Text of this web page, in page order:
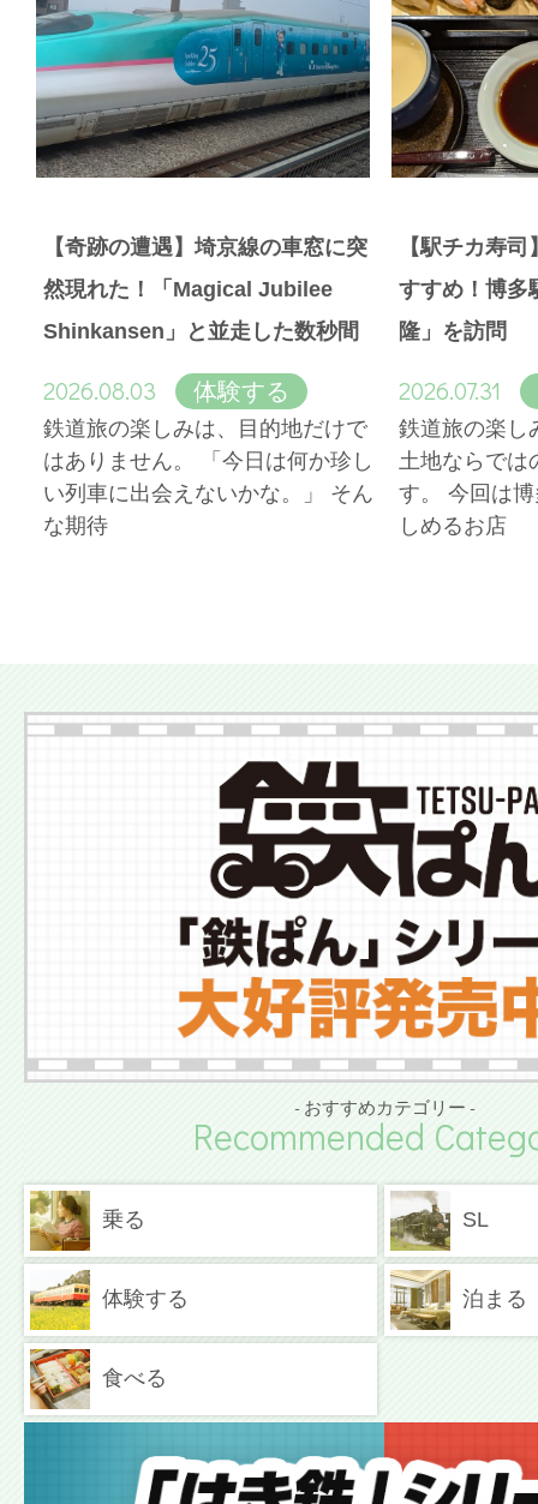
【奇跡の遭遇】埼京線の車窓に突
然現れた！「Magical Jubilee
Shinkansen」と並走した数秒間
2026.08.03 体験する
鉄道旅の楽しみは、目的地だけで
はありません。 「今日は何か珍し
い列車に出会えないかな。」 そん
な期待
【駅チカ寿
すすめ！博多
隆」を訪問
2026.07.31
鉄道旅の楽し
土地ならでは
す。 今回は
しめるお店
- おすすめカテゴリー -
Recommended
乗る SL
体験する 泊まる
食べる